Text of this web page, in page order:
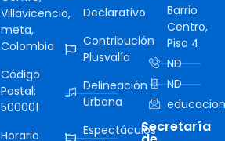
Villavicencio,
meta,
Colombia
Código
Postal:
500001
Horario
Declarativo
Contribución
Plusvalía
Delineación
Urbana
Espectáculos
Barrio
Centro,
Piso 4
ND
ND
Secretaría